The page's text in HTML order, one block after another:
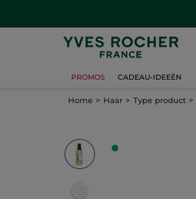
PROMOS CADEAU-IDEEËN
Home Haar Type product